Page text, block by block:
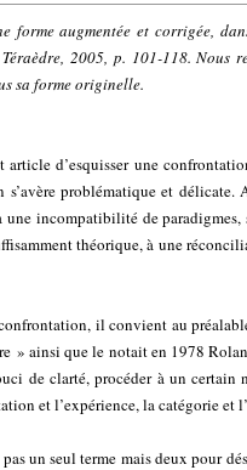
forme augmentée et corrigée,
2005, p. 101-118. Nous
sa forme originelle.
article d’esquisser une
problématique et
une incompatibilité de
théorique, à une
il convient au
» ainsi que le notait en 1978
de clarté, procéder à un
et l’expérience, la catégorie et
pas un seul terme mais deux pour